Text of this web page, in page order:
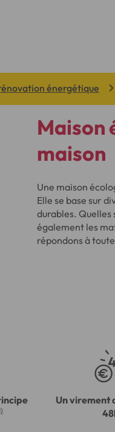
énergétique
Maison
maison
Une maison
Elle se base sur
durables. Quelles
également les
répondons à
Un virement